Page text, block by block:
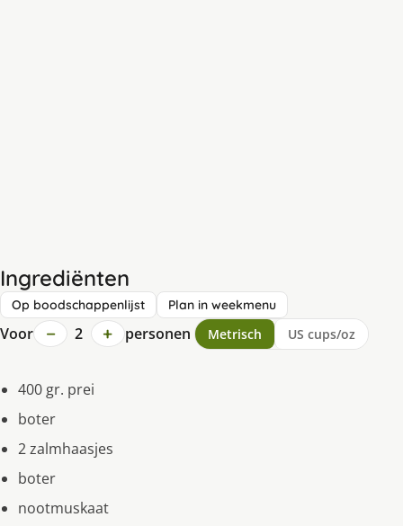
Ingrediënten
Op boodschappenlijst Plan in weekmenu
Voor − 2 + personen Metrisch US cups/oz
400 gr. prei
boter
2 zalmhaasjes
boter
nootmuskaat